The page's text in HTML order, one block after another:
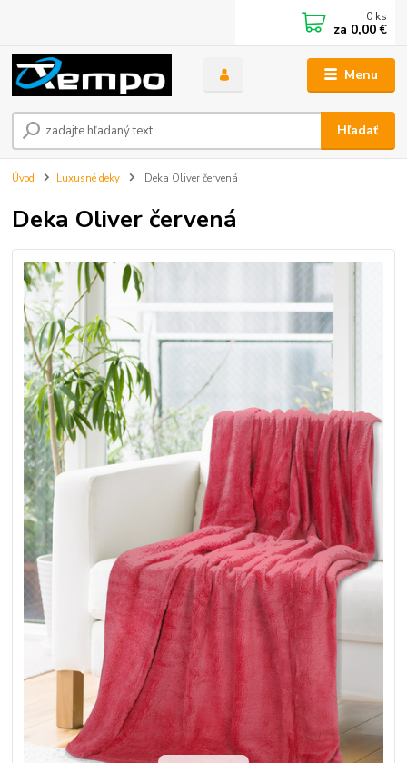
Menu
Hľadať
0 ks
za 0,00 €
Úvod Luxusné deky Deka Oliver červená
Deka Oliver červená